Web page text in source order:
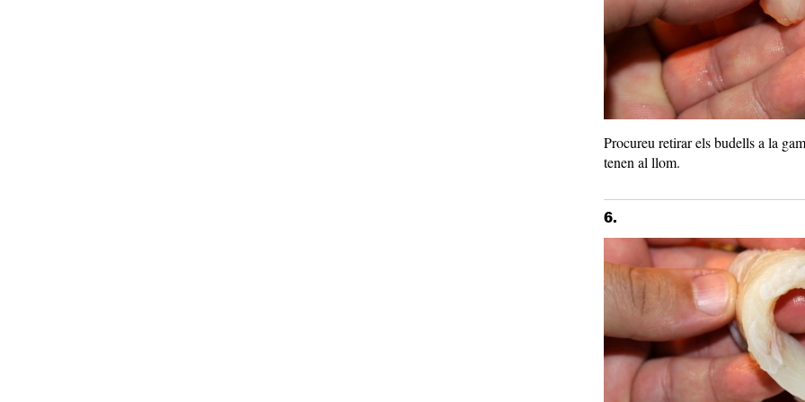
Procureu retirar els budells a la
tenen al llom.
6.